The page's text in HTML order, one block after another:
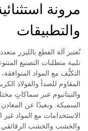
مرونة
والتطبيقات
تُعتبر آلة القطع بالليزر
تلبية متطلبات التصنيع
التكيُّف مع المواد
المقاوم للصدأ والفولاذ
والتيتانيوم عبر سماكاتٍ
السميكة. وبعيدًا عن
الاستخدامات مع المواد غير
والخشب والخشب الرقائقي